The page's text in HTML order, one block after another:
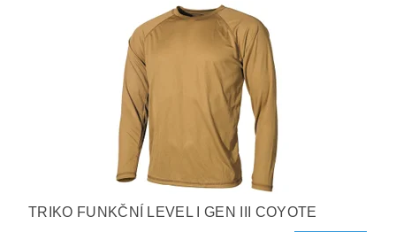
TRIKO FUNKČNÍ LEVEL I GEN III COYOTE